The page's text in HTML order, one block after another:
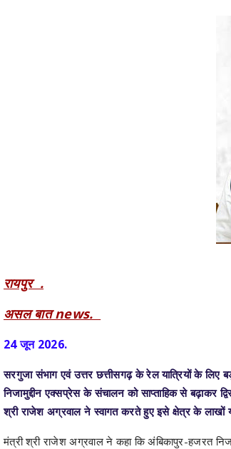
रायपुर .
असल बात news.
24 जून 2026.
सरगुजा संभाग एवं उत्तर छत्तीसगढ़ के रेल यात्रियों के
निजामुद्दीन एक्सप्रेस के संचालन को साप्ताहिक से बढ़ाकर
श्री राजेश अग्रवाल ने स्वागत करते हुए इसे क्षेत्र के लाखों
मंत्री श्री राजेश अग्रवाल ने कहा कि अंबिकापुर-हजरत